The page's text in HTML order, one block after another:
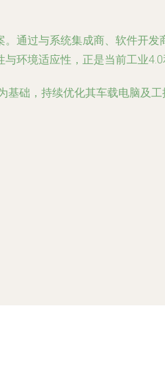
通过与系统集成商、软件开
环境适应性，正是当前工业4.0
础，持续优化其车载电脑及